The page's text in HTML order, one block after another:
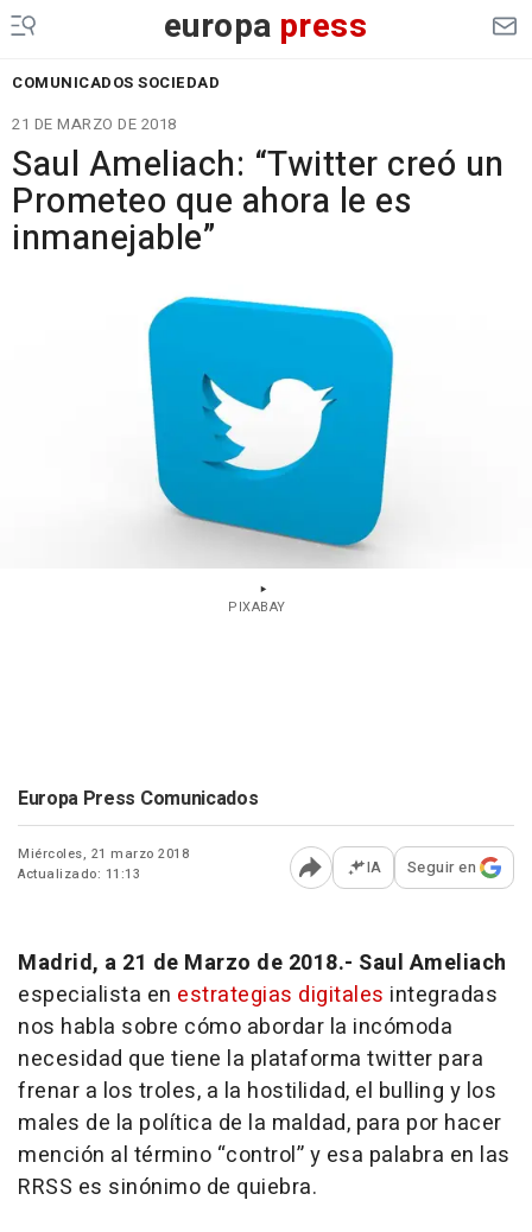
europa press
COMUNICADOS SOCIEDAD
21 DE MARZO DE 2018
Saul Ameliach: “Twitter creó un
Prometeo que ahora le es
inmanejable”
PIXABAY
Europa Press Comunicados
Miércoles, 21 marzo 2018
Actualizado: 11:13
Abrir opciones para
IA Seguir en
Madrid, a 21 de Marzo de 2018.- Saul Ameliach
especialista en estrategias digitales integradas
nos habla sobre cómo abordar la incómoda
necesidad que tiene la plataforma twitter para
frenar a los troles, a la hostilidad, el bulling y los
males de la política de la maldad, para por hacer
mención al término “control” y esa palabra en las
RRSS es sinónimo de quiebra.